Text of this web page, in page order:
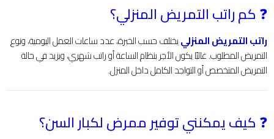
❓ كم راتب التمريض المنزلي؟
راتب التمريض المنزلييختلف حسب الخبرة، عدد ساعات العمل اليومية، ونوع
التمريض المطلوب. غالبًا يكون الأجر بنظام الساعة أو راتب شهري، ويزيد في حالة
التمريض المتخصص أو التواجد الكامل داخل المنزل.
❓ كيف يمكنني توفير ممرض لكبار السن؟